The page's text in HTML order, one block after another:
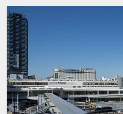
・ひろしま美術館（徒
・県庁（徒歩約2分）
・広島市民病院（徒歩
・縮景園（徒歩約20分）
・繁華街、本通り商店
・コンビニ セブンイ
分）
・マツダスタジアム（
・洗濯機3台、乾燥機3
・洗濯機：1回 300円
自動投入になります）
・乾燥機：1回 100円
・利用時間の制限は設
が、深夜から未明の時
ご遠慮下さい